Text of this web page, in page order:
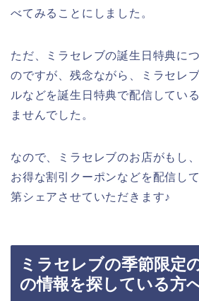
べてみることにしました。
ただ、ミラセレブの誕生日特典に
のですが、残念ながら、ミラセレ
ルなどを誕生日特典で配信してい
ませんでした。
なので、ミラセレブのお店がもし
お得な割引クーポンなどを配信し
第シェアさせていただきます♪
ミラセレブの季節限定
の情報を探している方